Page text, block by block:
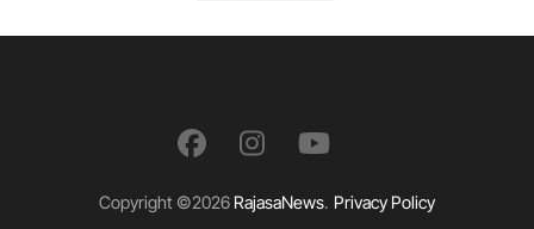
Copyright ©2026 RajasaNews. Privacy Policy